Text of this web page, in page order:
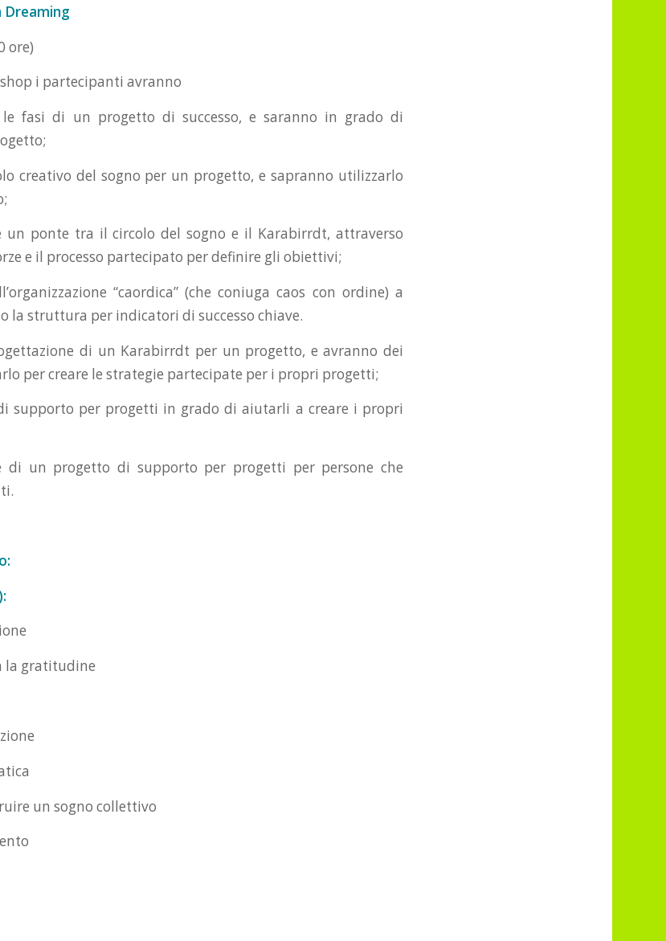
Dreaming
ore)
i partecipanti avranno
fasi di un progetto di successo, e saranno in grado di
creativo del sogno per un progetto, e sapranno utilizzarlo
un ponte tra il circolo del sogno e il Karabirrdt, attraverso
e il processo partecipato per definire gli obiettivi;
“caordica” (che coniuga caos con ordine) a
la struttura per indicatori di successo chiave.
di un Karabirrdt per un progetto, e avranno dei
per creare le strategie partecipate per i propri progetti;
supporto per progetti in grado di aiutarli a creare i propri
di un progetto di supporto per progetti per persone che
la gratitudine
un sogno collettivo